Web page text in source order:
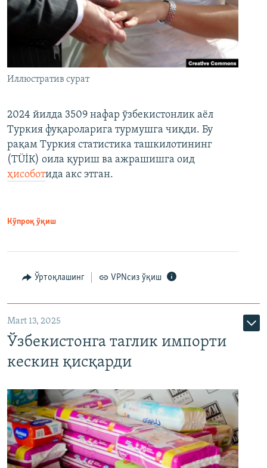
Иллюстратив сурат
2024 йилда 3509 нафар ўзбекистонлик аёл
Туркия фуқароларига турмушга чиқди. Бу
рақам Туркия статистика ташкилотининг
(ТÜİК) оила қуриш ва ажрашишга оид
ҳисоботида акс этган.
Кўпроқ ўқиш
Ўртоқлашинг VPNсиз ўқиш
Mart 13, 2025
Ўзбекистонга таглик импорти
кескин қисқарди